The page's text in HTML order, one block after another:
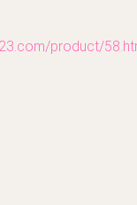
product/